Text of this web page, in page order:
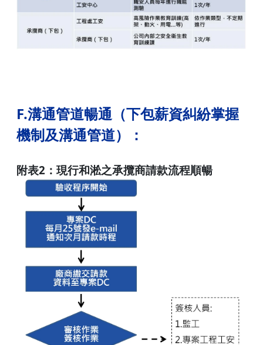
F.溝通管道暢通（下包薪資糾紛掌握
機制及溝通管道）：
附表2：現行和淞之承攬商請款流程順暢